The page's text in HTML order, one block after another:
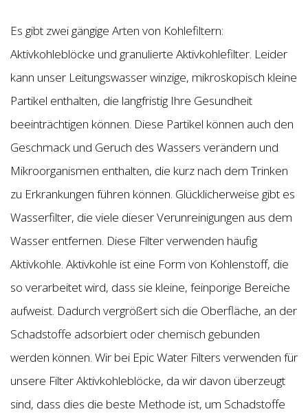
Es gibt zwei gängige Arten von Kohlefiltern:
Aktivkohleblöcke und granulierte Aktivkohlefilter. Leider
kann unser Leitungswasser winzige, mikroskopisch kleine
Partikel enthalten, die langfristig Ihre Gesundheit
beeinträchtigen können. Diese Partikel können auch den
Geschmack und Geruch des Wassers verändern und
Mikroorganismen enthalten, die kurz nach dem Trinken
zu Erkrankungen führen können. Glücklicherweise gibt es
Wasserfilter, die viele dieser Verunreinigungen aus dem
Wasser entfernen. Diese Filter verwenden häufig
Aktivkohle. Aktivkohle ist eine Form von Kohlenstoff, die
so verarbeitet wird, dass sie kleine, feinporige Bereiche
aufweist. Dadurch vergrößert sich die Oberfläche, an der
Schadstoffe adsorbiert oder chemisch gebunden
werden können. Wir bei Epic Water Filters verwenden für
unsere Filter Aktivkohleblöcke, da wir davon überzeugt
sind, dass dies die beste Methode ist, um Schadstoffe